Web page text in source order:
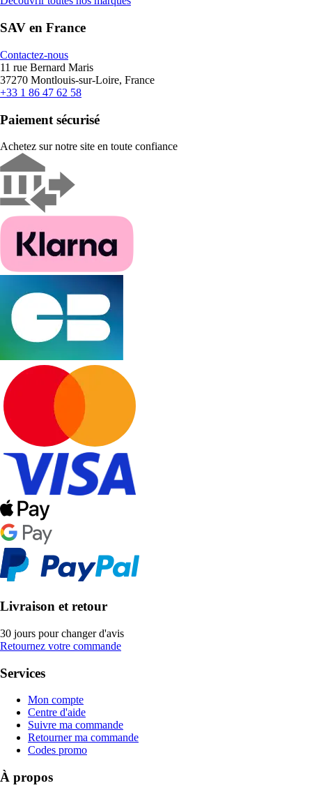
SAV en France
Contactez-nous
11 rue Bernard Maris
37270 Montlouis-sur-Loire, France
+33 1 86 47 62 58
Paiement sécurisé
Achetez sur notre site en toute confiance
Livraison et retour
30 jours pour changer d'avis
Retournez votre commande
Services
Mon compte
Centre d'aide
Suivre ma commande
Retourner ma commande
Codes promo
À propos